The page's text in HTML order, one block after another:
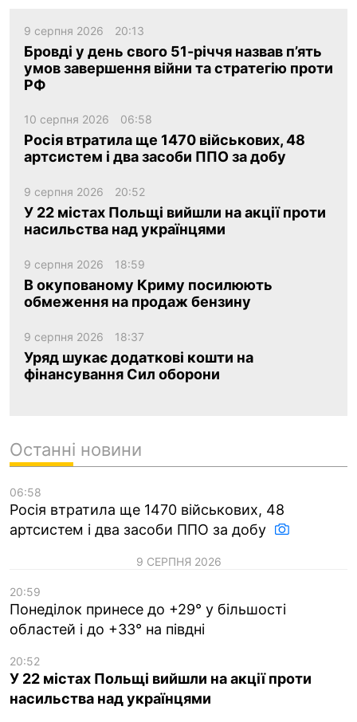
9 серпня 2026 20:13
Бровді у день свого 51-річчя назвав п’ять
умов завершення війни та стратегію проти
РФ
10 серпня 2026 06:58
Росія втратила ще 1470 військових, 48
артсистем і два засоби ППО за добу
9 серпня 2026 20:52
У 22 містах Польщі вийшли на акції проти
насильства над українцями
9 серпня 2026 18:59
В окупованому Криму посилюють
обмеження на продаж бензину
9 серпня 2026 18:37
Уряд шукає додаткові кошти на
фінансування Сил оборони
Останні новини
06:58
Росія втратила ще 1470 військових, 48
артсистем і два засоби ППО за добу
9 СЕРПНЯ 2026
20:59
Понеділок принесе до +29° у більшості
областей і до +33° на півдні
20:52
У 22 містах Польщі вийшли на акції проти
насильства над українцями